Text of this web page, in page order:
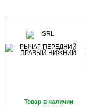
Товар в наличии